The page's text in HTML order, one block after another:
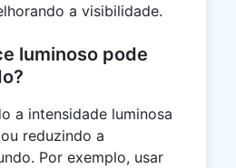
a visibilidade.
luminoso pode
a intensidade luminosa
reduzindo a
Por exemplo, usar